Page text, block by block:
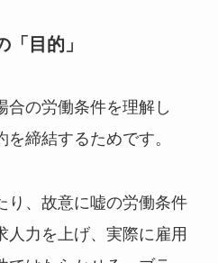
目的」
合の労働条件を理解し
締結するためです。
り、故意に嘘の労働条件
人力を上げ、実際に雇用